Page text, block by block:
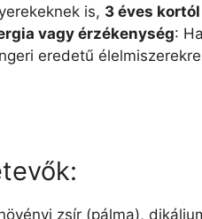
is, 3 éves kortól
vagy érzékenység:
eredetű
zsír (pálma),